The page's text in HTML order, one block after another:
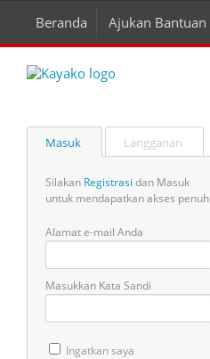
Beranda Ajukan Bantuan
Masuk Langganan
Silakan Registrasi dan Masuk
untuk mendapatkan akses penuh
Alamat e-mail Anda
Masukkan Kata Sandi
Ingatkan saya